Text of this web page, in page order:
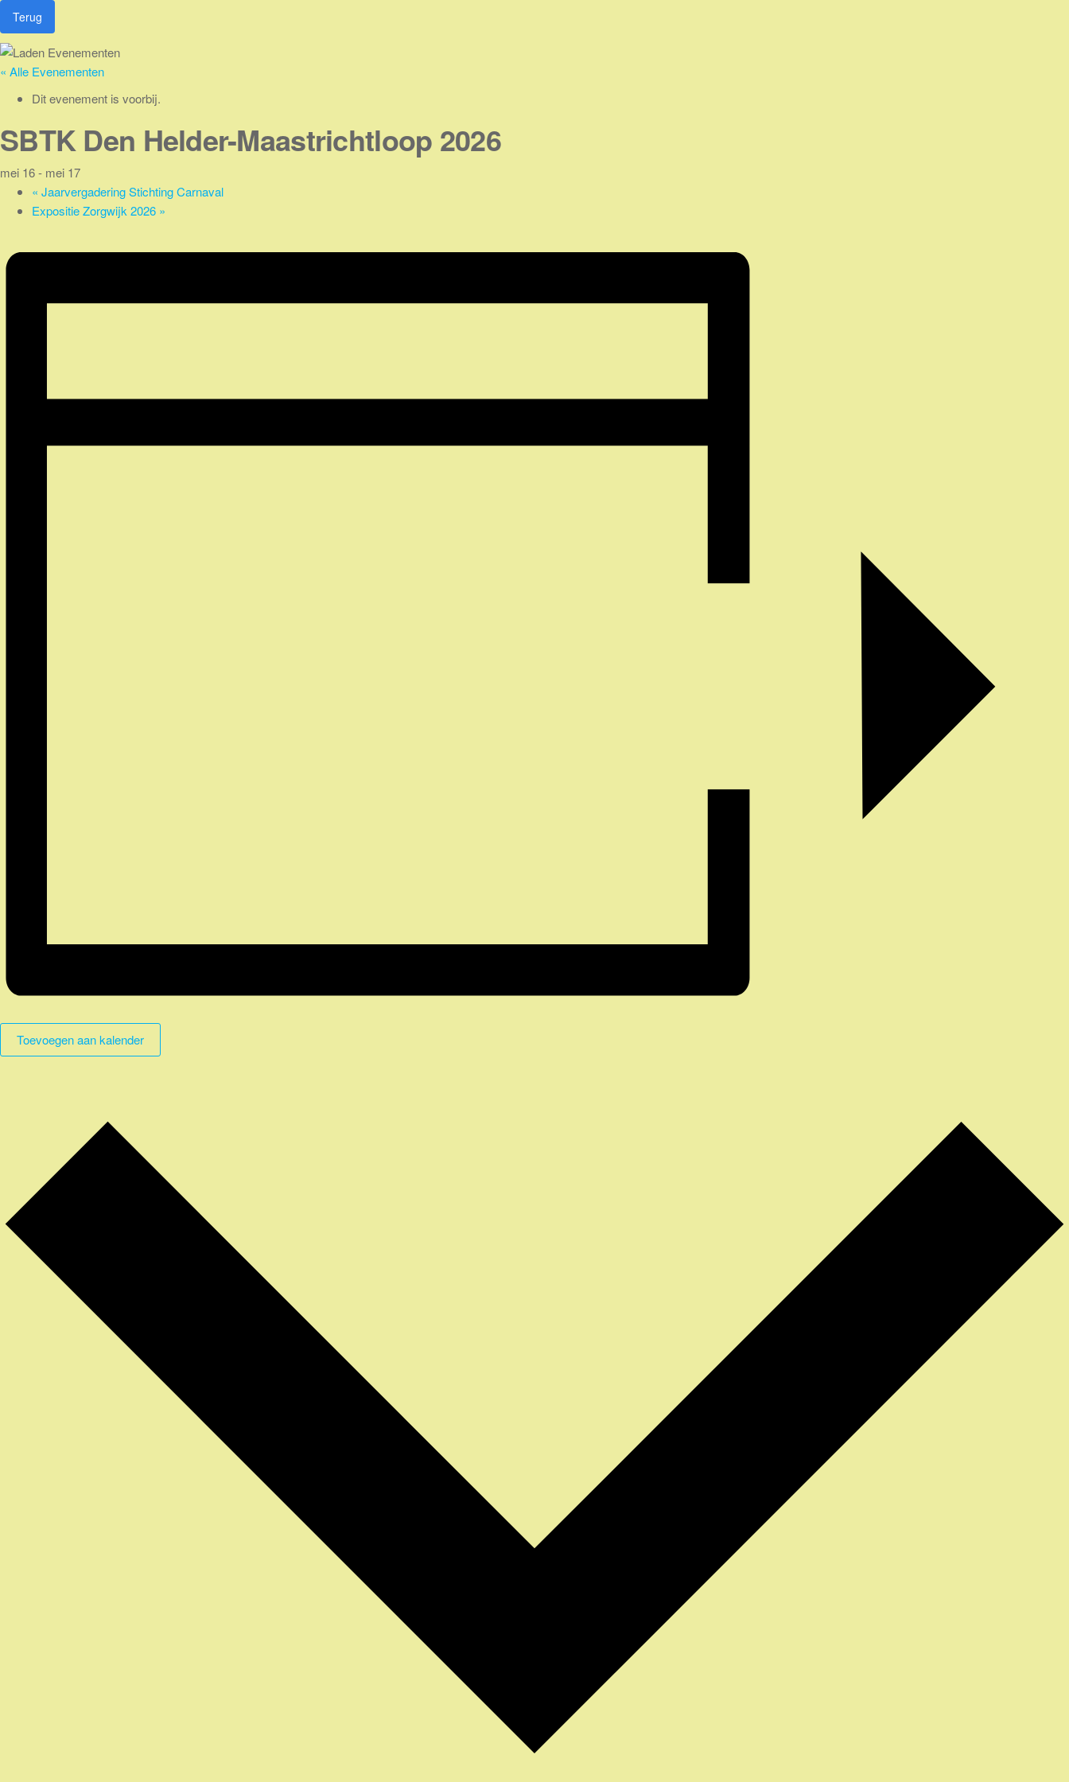
naar
de
inhoud
Terug
« Alle Evenementen
Dit evenement is voorbij.
SBTK Den Helder-Maastrichtloop 2026
mei 16- mei 17
« Jaarvergadering Stichting Carnaval
Expositie Zorgwijk 2026 »
Toevoegen aan kalender